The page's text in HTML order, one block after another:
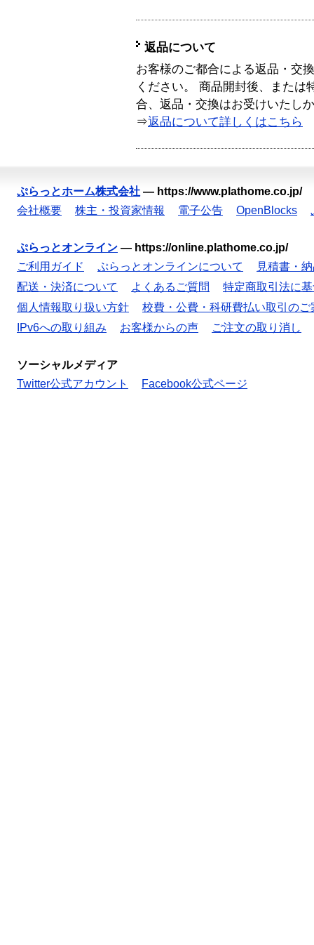
返品について
お客様のご都合による返品・交
ください。 商品開封後、または
合、返品・交換はお受けいたし
⇒返品について詳しくはこちら
ぷらっとホーム株式会社 — https://www.plathome.co.jp/
会社概要
株主・投資家情報 電子公告 OpenBlocks
ぷらっとオンライン — https://online.plathome.co.jp/
ご利用ガイド
ぷらっとオンラインについて
見積書・
配送・決済について
よくあるご質問
特定商取引法に
個人情報取り扱い方針
校費・公費・科研費払い取引のご
IPv6への取り組み
お客様からの声 ご注文の取り消し
ソーシャルメディア
Twitter公式アカウント
Facebook公式ページ